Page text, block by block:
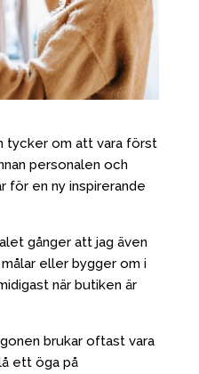
tycker om att vara först
personalen och
för en ny inspirerande
gånger att jag även
eller bygger om i
när butiken är
brukar oftast vara
ett öga på